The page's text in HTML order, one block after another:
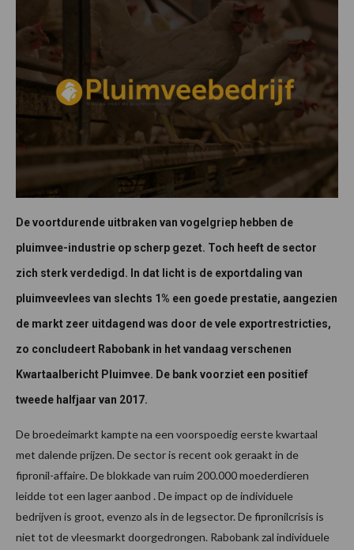
De voortdurende uitbraken van vogelgriep hebben de
pluimvee-industrie op scherp gezet. Toch heeft de sector
zich sterk verdedigd. In dat licht is de exportdaling van
pluimveevlees van slechts 1% een goede prestatie, aangezien
de markt zeer uitdagend was door de vele exportrestricties,
zo concludeert Rabobank in het vandaag verschenen
Kwartaalbericht Pluimvee. De bank voorziet een positief
tweede halfjaar van 2017.
De broedeimarkt kampte na een voorspoedig eerste kwartaal
met dalende prijzen. De sector is recent ook geraakt in de
fipronil-affaire. De blokkade van ruim 200.000 moederdieren
leidde tot een lager aanbod . De impact op de individuele
bedrijven is groot, evenzo als in de legsector. De fipronilcrisis is
niet tot de vleesmarkt doorgedrongen. Rabobank zal individuele